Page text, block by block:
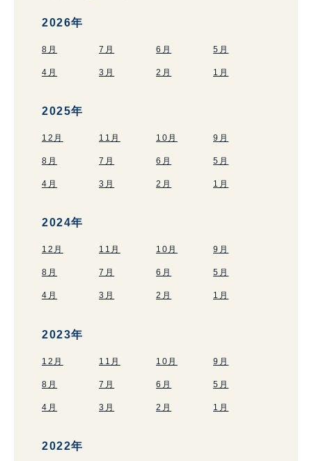
2026年
8月 7月 6月 5月
4月 3月 2月 1月
2025年
12月 11月 10月 9月
8月 7月 6月 5月
4月 3月 2月 1月
2024年
12月 11月 10月 9月
8月 7月 6月 5月
4月 3月 2月 1月
2023年
12月 11月 10月 9月
8月 7月 6月 5月
4月 3月 2月 1月
2022年